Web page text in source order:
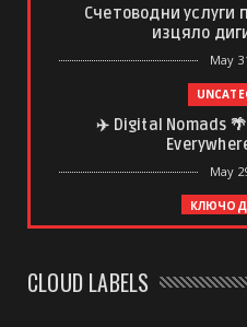
Счетоводни услуги
изцяло
May
✈️ Digital Nomads 🌴
May
May
CLOUD LABELS